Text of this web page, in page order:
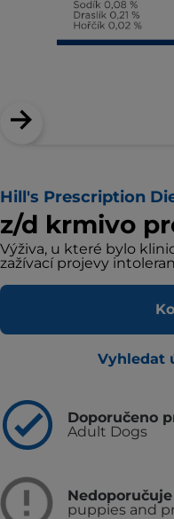
Hill's Prescription
z/d krmivo
Výživa, u které bylo
zažívací projevy
Vyhledat
Doporučeno
Adult Dogs
puppies and